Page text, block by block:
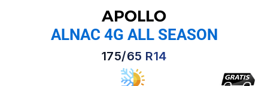
APOLLO
ALNAC 4G ALL SEASON
175/65 R14